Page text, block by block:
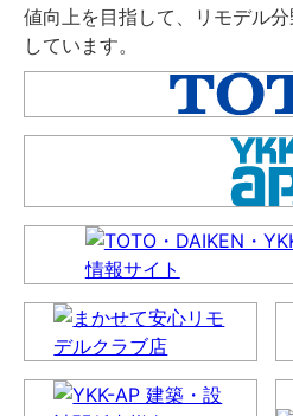
値向上を目指して、リモデル
しています。